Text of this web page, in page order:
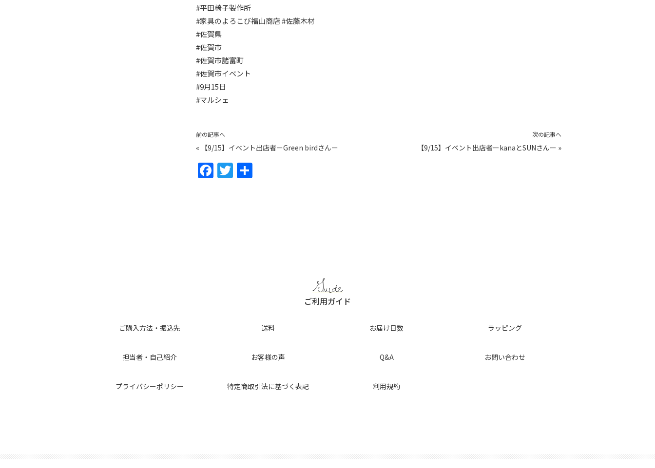
#平田椅子製作所
#家具のよろこび福山商店#佐藤木材
#佐賀県
#佐賀市
#佐賀市諸富町
#佐賀市イベント
#9月15日
#マルシェ
前の記事へ
« 【9/15】イベント出店者ーGreen birdさんー
次の記事へ
【9/15】イベント出店者ーkanaとSUNさんー »
F T
Guide
ご利用ガイド
ご購入方法・振込先 送料 お届け日数 ラッピング
担当者・自己紹介 お客様の声 Q&A お問い合わせ
プライバシーポリシー 特定商取引法に基づく表記 利用規約